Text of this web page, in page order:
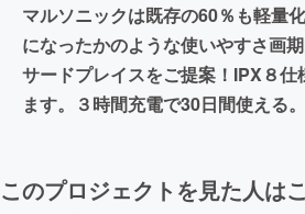
マルソニックは既存の60％も軽量
になったかのような使いやすさ画
サードプレイスをご提案！IPX８仕
ます。３時間充電で30日間使える。
このプロジェクトを見た人は